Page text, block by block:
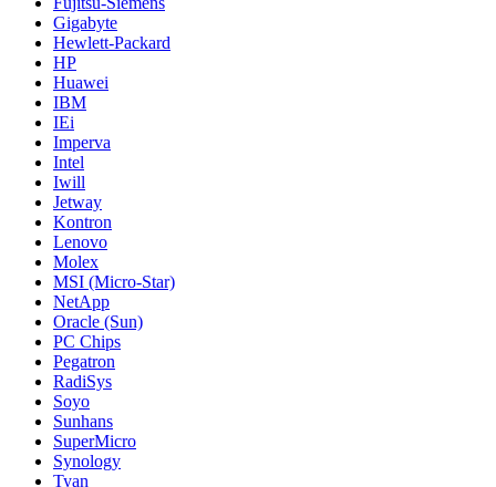
Gigabyte
Hewlett-Packard
HP
Huawei
IBM
IEi
Imperva
Intel
Iwill
Jetway
Kontron
Lenovo
Molex
MSI (Micro-Star)
NetApp
Oracle (Sun)
PC Chips
Pegatron
RadiSys
Soyo
Sunhans
SuperMicro
Synology
Tyan